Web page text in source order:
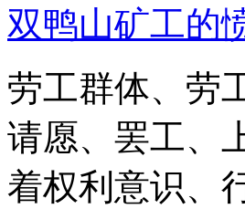
双鸭山矿工的
劳工群体、劳
请愿、罢工、
着权利意识、